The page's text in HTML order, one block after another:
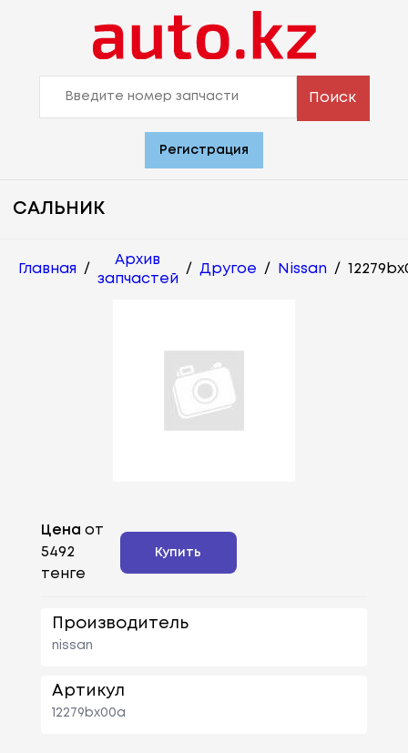
Поиск
Регистрация
САЛЬНИК
Главная /
Архив
запчастей
/ Другое / Nissan /
Цена от
5492
тенге
Купить
Производитель
nissan
Артикул
12279bx00a